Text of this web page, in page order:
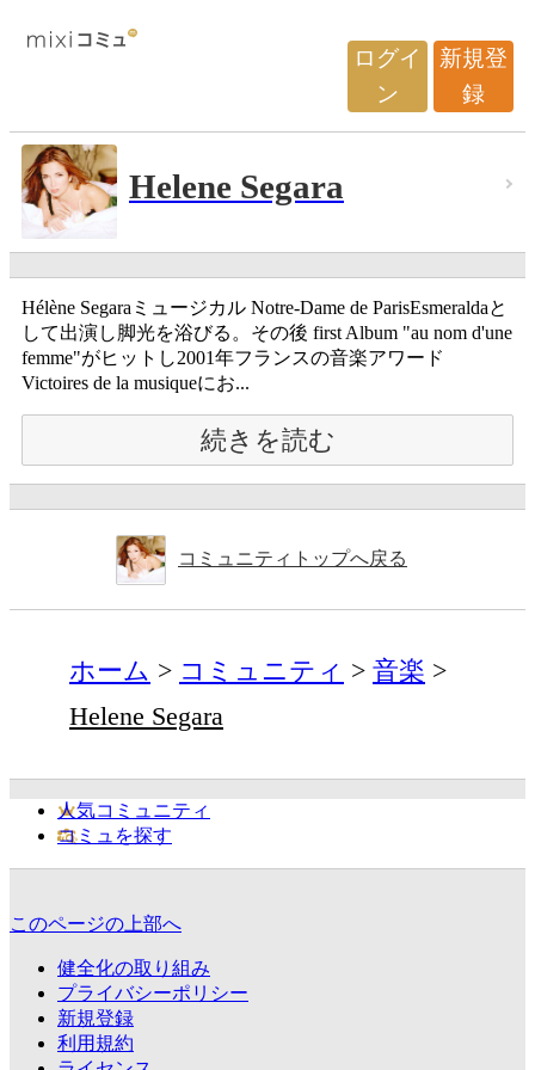
ログイ
ン
新規登
録
Helene Segara
Hélène Segaraミュージカル Notre-Dame de ParisEsmeraldaと
して出演し脚光を浴びる。その後 first Album "au nom d'une
femme"がヒットし2001年フランスの音楽アワード
Victoires de la musiqueにお...
続きを読む
コミュニティトップへ戻る
ホーム コミュニティ
音楽
Helene Segara
人気コミュニティ
コミュを探す
このページの上部へ
健全化の取り組み
プライバシーポリシー
新規登録
利用規約